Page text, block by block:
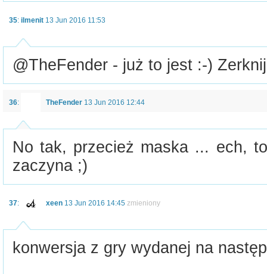
35: ilmenit 13 Jun 2016 11:53
@TheFender - już to jest :-)
36: TheFender 13 Jun 2016 12:44
No tak, przecież maska ... ech,
zaczyna ;)
37: xeen 13 Jun 2016 14:45 zmieniony
konwersja z gry wydanej na